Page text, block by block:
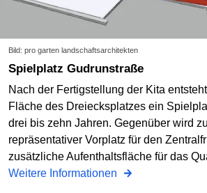
Bild: pro garten landschaftsarchitekten
Spielplatz Gudrunstraße
Nach der Fertigstellung der Kita
Fläche des Dreiecksplatzes ein
drei bis zehn Jahren. Gegenüber wird
repräsentativer Vorplatz für den
zusätzliche Aufenthaltsfläche für das
Weitere Informationen